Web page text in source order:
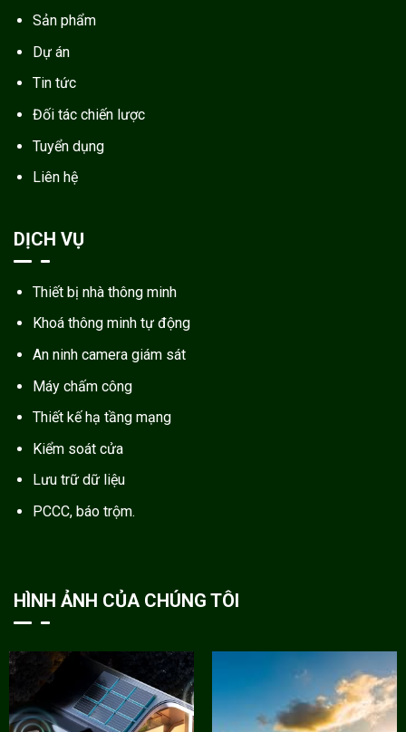
Sản phẩm
Dự án
Tin tức
Đối tác chiến lược
Tuyển dụng
Liên hệ
DỊCH VỤ
Thiết bị nhà thông minh
Khoá thông minh tự động
An ninh camera giám sát
Máy chấm công
Thiết kế hạ tầng mạng
Kiểm soát cửa
Lưu trữ dữ liệu
PCCC, báo trộm.
HÌNH ẢNH CỦA CHÚNG TÔI